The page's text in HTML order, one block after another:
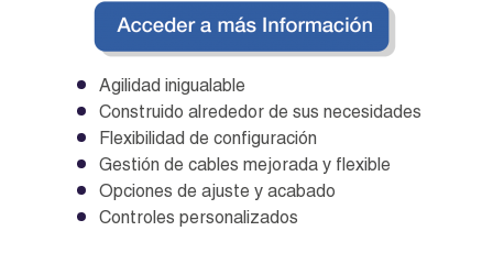
Agilidad inigualable
Construido alrededor de sus necesidades
Flexibilidad de configuración
Gestión de cables mejorada y flexible
Opciones de ajuste y acabado
Controles personalizados